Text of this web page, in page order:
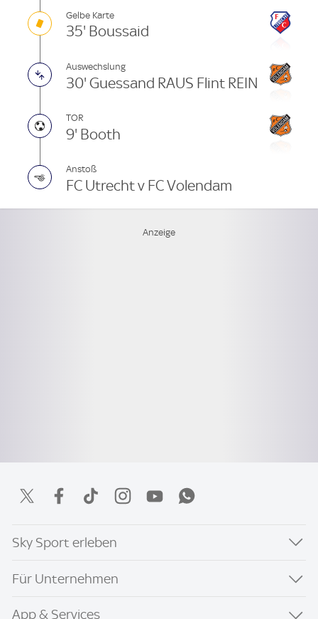
Gelbe Karte
35' Boussaid
Auswechslung
30' Guessand RAUS Flint REIN
TOR
9' Booth
Anstoß
FC Utrecht v FC Volendam
Sky Sport erleben
Für Unternehmen
App & Services